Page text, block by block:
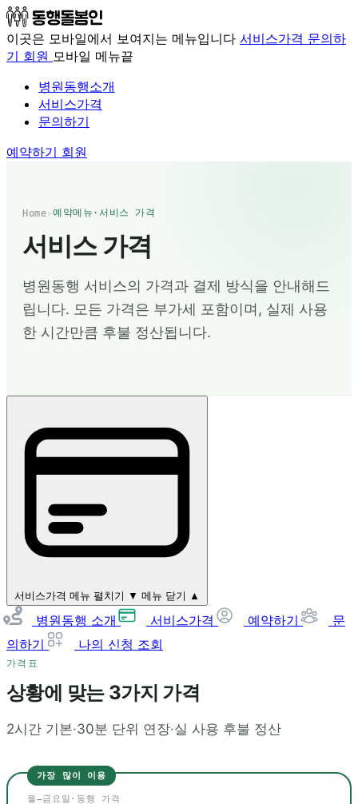
이곳은 모바일에서 보여지는 메뉴입니다 서비스가격 문의하
기 회원 모바일 메뉴끝
병원동행소개
서비스가격
문의하기
예약하기 회원
Home›예약메뉴·서비스 가격
서비스 가격
병원동행 서비스의 가격과 결제 방식을 안내해드
립니다. 모든 가격은 부가세 포함이며, 실제 사용
한 시간만큼 후불 정산됩니다.
서비스가격 메뉴 펼치기 ▼ 메뉴 닫기 ▲
병원동행 소개 서비스가격 예약하기
문
의하기
나의 신청 조회
가격표
상황에 맞는 3가지 가격
2시간 기본·30분 단위 연장·실 사용 후불 정산
가장 많이 이용
월–금요일·동행 가격